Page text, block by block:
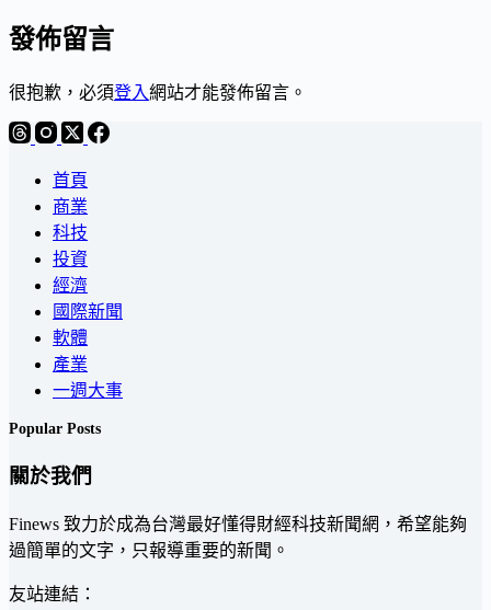
發佈留言
很抱歉，必須登入網站才能發佈留言。
首頁
商業
科技
投資
經濟
國際新聞
軟體
產業
一週大事
Popular Posts
關於我們
Finews 致力於成為台灣最好懂得財經科技新聞網，希望能夠
過簡單的文字，只報導重要的新聞。
友站連結：